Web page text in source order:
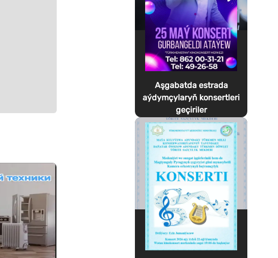
Aşgabatda estrada
aýdymçylaryň konsertleri
geçiriler